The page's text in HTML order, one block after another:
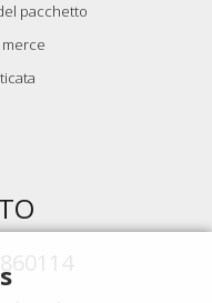
pacchetto